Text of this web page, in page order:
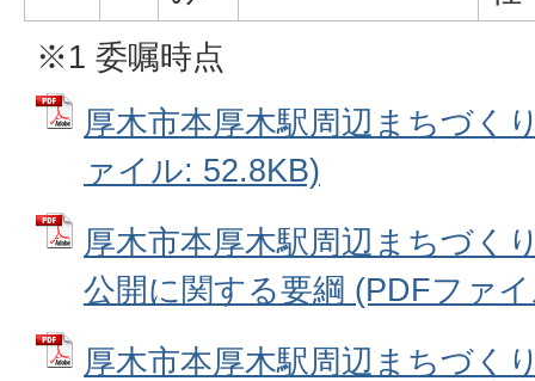
※1 委嘱時点
厚木市本厚木駅周辺まちづく
ァイル: 52.8KB)
厚木市本厚木駅周辺まちづく
公開に関する要綱 (PDFファ
厚木市本厚木駅周辺まちづく